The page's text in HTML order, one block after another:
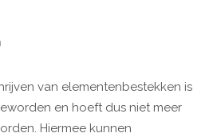
van elementenbestekken is
en hoeft dus niet meer
Hiermee kunnen